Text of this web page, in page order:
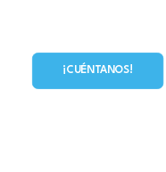
¡CUÉNTANOS!